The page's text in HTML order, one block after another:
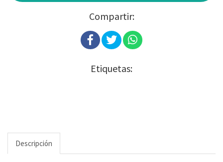
Compartir:
Etiquetas:
Descripción